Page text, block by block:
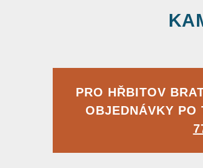
PRO HŘBITOV
OBJEDNÁVKY PO